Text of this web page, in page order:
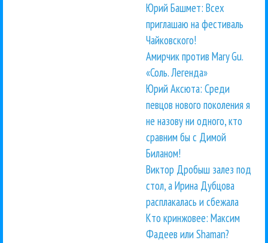
Юрий Башмет: Всех
приглашаю на фестиваль
Чайковского!
Амирчик против Mary Gu.
«Соль. Легенда»
Юрий Аксюта: Среди
певцов нового поколения я
не назову ни одного, кто
сравним бы с Димой
Биланом!
Виктор Дробыш залез под
стол, а Ирина Дубцова
расплакалась и сбежала
Кто кринжовее: Максим
Фадеев или Shaman?